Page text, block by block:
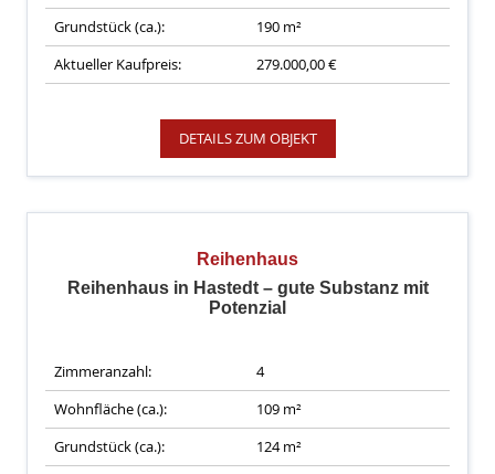
Grundstück (ca.):
190 m²
Aktueller Kaufpreis:
279.000,00 €
DETAILS ZUM OBJEKT
Reihenhaus
Reihenhaus in Hastedt – gute Substanz mit
Potenzial
Zimmeranzahl:
4
Wohnfläche (ca.):
109 m²
Grundstück (ca.):
124 m²